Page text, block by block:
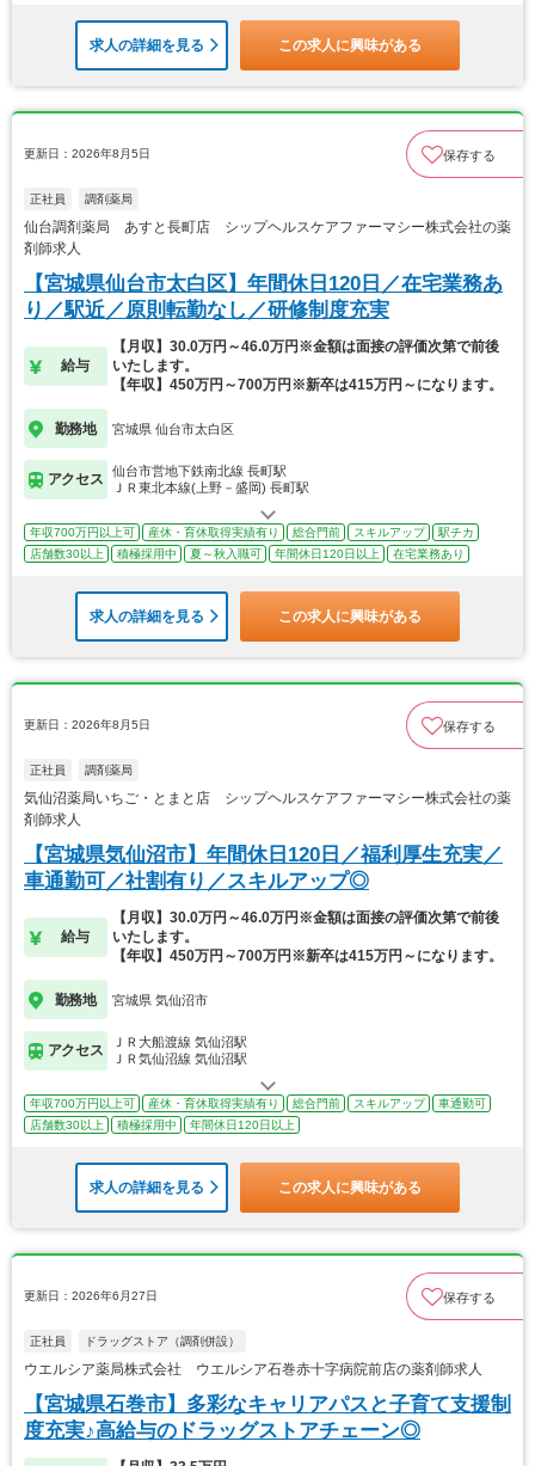
求人の詳細を見る この求人に興味がある
更新日：2026年8月5日 保存する
正社員 調剤薬局
仙台調剤薬局 あすと長町店 シップヘルスケアファーマシー株式会社の薬
剤師求人
【宮城県仙台市太白区】年間休日120日／在宅業務あ
り／駅近／原則転勤なし／研修制度充実
給与
【月収】30.0万円～46.0万円※金額は面接の評価次第で前後
いたします。
【年収】450万円～700万円※新卒は415万円～になります。
勤務地 宮城県 仙台市太白区
アクセス
仙台市営地下鉄南北線 長町駅
ＪＲ東北本線(上野－盛岡) 長町駅
年収700万円以上可 産休・育休取得実績有り 総合門前 スキルアップ
駅チカ
店舗数30以上
積極採用中 夏～秋入職可 年間休日120日以上 在宅業務あり
求人の詳細を見る この求人に興味がある
更新日：2026年8月5日 保存する
正社員 調剤薬局
気仙沼薬局いちご・とまと店 シップヘルスケアファーマシー株式会社の薬
剤師求人
【宮城県気仙沼市】年間休日120日／福利厚生充実／
車通勤可／社割有り／スキルアップ◎
給与
【月収】30.0万円～46.0万円※金額は面接の評価次第で前後
いたします。
【年収】450万円～700万円※新卒は415万円～になります。
勤務地 宮城県 気仙沼市
アクセス
ＪＲ大船渡線 気仙沼駅
ＪＲ気仙沼線 気仙沼駅
年収700万円以上可 産休・育休取得実績有り 総合門前 スキルアップ
車通勤可
店舗数30以上
積極採用中 年間休日120日以上
求人の詳細を見る この求人に興味がある
更新日：2026年6月27日 保存する
正社員 ドラッグストア（調剤併設）
ウエルシア薬局株式会社 ウエルシア石巻赤十字病院前店の薬剤師求人
【宮城県石巻市】多彩なキャリアパスと子育て支援制
度充実♪高給与のドラッグストアチェーン◎